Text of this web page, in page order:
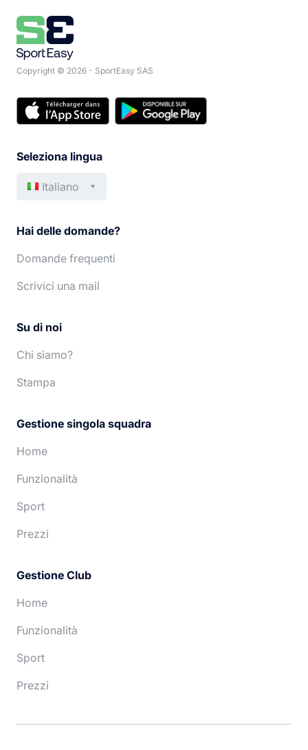
Copyright © 2026 - SportEasy SAS
Seleziona lingua
Italiano
Español
Hai delle domande?
Domande frequenti
Scrivici una mail
Su di noi
Chi siamo?
Stampa
Gestione singola squadra
Home
Funzionalità
Sport
Prezzi
Gestione Club
Home
Funzionalità
Sport
Prezzi